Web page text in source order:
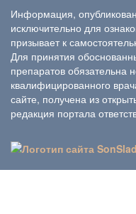
Информация,
исключительно для
призывает к
Для принятия
препаратов обязательна
квалифицированного
сайте, получена из
редакция портала